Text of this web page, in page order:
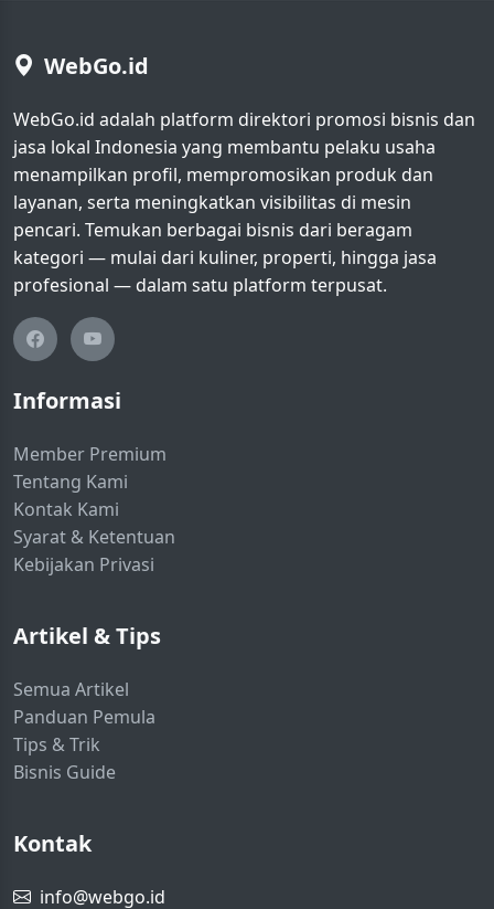
WebGo.id
WebGo.id adalah platform direktori promosi bisnis dan
jasa lokal Indonesia yang membantu pelaku usaha
menampilkan profil, mempromosikan produk dan
layanan, serta meningkatkan visibilitas di mesin
pencari. Temukan berbagai bisnis dari beragam
kategori — mulai dari kuliner, properti, hingga jasa
profesional — dalam satu platform terpusat.
Informasi
Member Premium
Tentang Kami
Kontak Kami
Syarat & Ketentuan
Kebijakan Privasi
Artikel & Tips
Semua Artikel
Panduan Pemula
Tips & Trik
Bisnis Guide
Kontak
info@webgo.id